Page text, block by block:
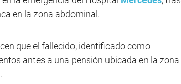
en la zona abdominal.
que el fallecido, identificado como
antes a una pensión ubicada en la zona